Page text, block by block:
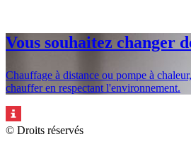
Vous souhaitez changer
Chauffage à distance ou pompe à
chauffer en respectant l'environnement.
© Droits réservés